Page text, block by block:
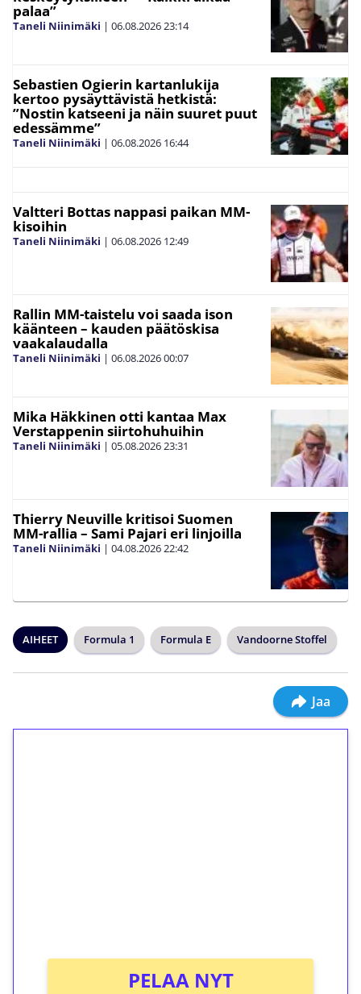
palaa”
Taneli Niinimäki | 06.08.2026 23:14
Sebastien Ogierin kartanlukija
kertoo pysäyttävistä hetkistä:
”Nostin katseeni ja näin suuret puut
edessämme”
Taneli Niinimäki | 06.08.2026 16:44
Valtteri Bottas nappasi paikan MM-
kisoihin
Taneli Niinimäki | 06.08.2026 12:49
Rallin MM-taistelu voi saada ison
käänteen – kauden päätöskisa
vaakalaudalla
Taneli Niinimäki | 06.08.202600:07
Mika Häkkinen otti kantaa Max
Verstappenin siirtohuhuihin
Taneli Niinimäki | 05.08.2026 23:31
Thierry Neuville kritisoi Suomen
MM-rallia – Sami Pajari eri linjoilla
Taneli Niinimäki | 04.08.2026 22:42
AIHEET Formula 1 Formula E Vandoorne Stoffel
Jaa
PELAA NYT